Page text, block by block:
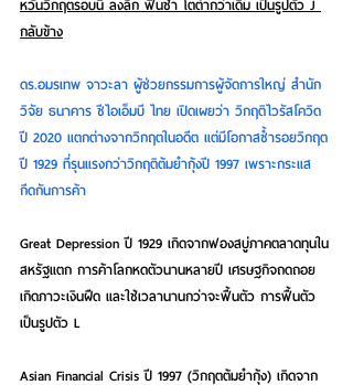
หวั่นวิกฤตรอบนี้ ลงลึก ฟื้นช้า โตต่ำกว่าเดิม เป็นรูปตัว J
กลับข้าง
ดร.อมรเทพ จาวะลา ผู้ช่วยกรรมการผู้จัดการใหญ่ สำนัก
วิจัย ธนาคาร ซีไอเอ็มบี ไทย เปิดเผยว่า วิกฤติไวรัสโควิด
ปี 2020 แตกต่างจากวิกฤตในอดีต แต่มีโอกาสซ้ำรอยวิกฤต
ปี 1929 ที่รุนแรงกว่าวิกฤติต้มยำกุ้งปี 1997 เพราะกระแส
กีดกันการค้า
Great Depression ปี 1929 เกิดจากฟองสบู่ภาคตลาดทุนใน
สหรัฐแตก การค้าโลกหดตัวนานหลายปี เศรษฐกิจถดถอย
เกิดภาวะเงินฝืด และใช้เวลานานกว่าจะฟื้นตัว การฟื้นตัว
เป็นรูปตัว L
Asian Financial Crisis ปี 1997 (วิกฤตต้มยำกุ้ง) เกิดจาก